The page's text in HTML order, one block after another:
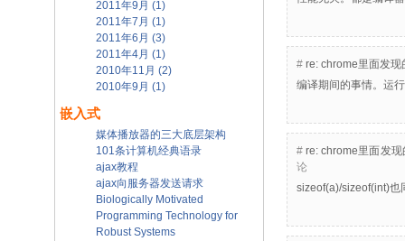
2011年9月 (1)
2011年7月 (1)
2011年6月 (3)
2011年4月 (1)
2010年11月 (2)
2010年9月 (1)
嵌入式
媒体播放器的三大底层架构
101条计算机经典语录
ajax教程
ajax向服务器发送请求
Biologically Motivated
Programming Technology for
Robust Systems
# re: chrome里面发
编译期间的事情。运
# re: chrome里面发
论
sizeof(a)/sizeof(int)也